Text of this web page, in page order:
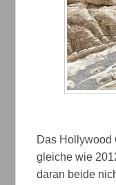
Das Hollywood
gleiche wie
daran beide